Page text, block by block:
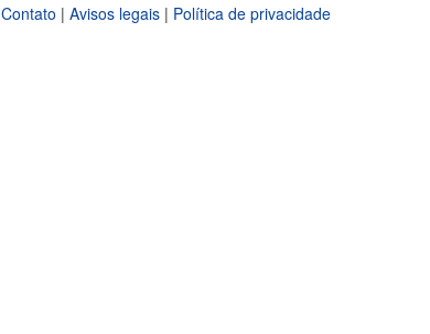
Contato | Avisos legais| Política de privacidade